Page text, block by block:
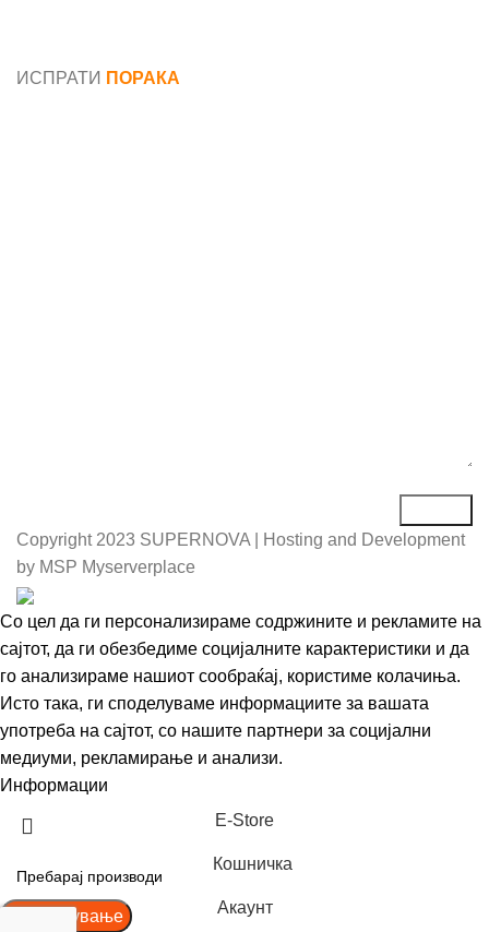
ИСПРАТИ ПОРАКА
Copyright 2023 SUPERNOVA | Hosting and Development
by MSP Myserverplace
Со цел да ги персонализираме содржините и рекламите на
сајтот, да ги обезбедиме социјалните карактеристики и да
го анализираме нашиот сообраќај, користиме колачиња.
Исто така, ги споделуваме информациите за вашата
употреба на сајтот, со нашите партнери за социјални
медиуми, рекламирање и анализи.
Информации
Пребарување
Е-Store
Кошничка
Акаунт